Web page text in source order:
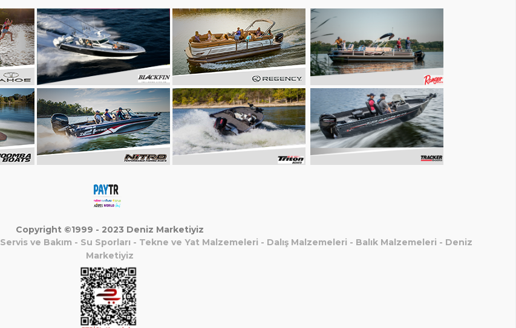
Copyright ©1999 - 2023 Deniz Marketiyiz
Servis ve Bakım - Su Sporları - Tekne ve Yat Malzemeleri - Dalış Malzemeleri - Balık Malzemeleri - Deniz
Marketiyiz